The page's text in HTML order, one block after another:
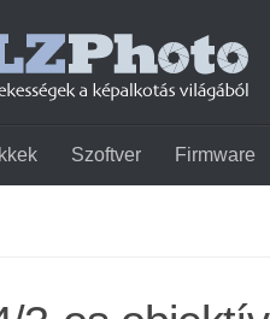
Szoftver Firmware